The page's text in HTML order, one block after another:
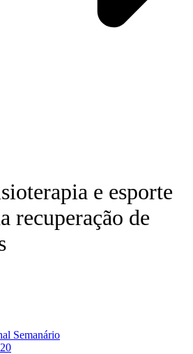
e esporte
recuperação de
Semanário